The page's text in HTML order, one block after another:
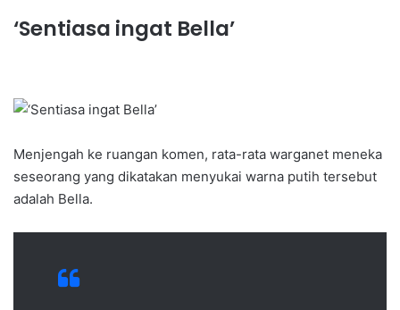
‘Sentiasa ingat Bella’
Menjengah ke ruangan komen, rata-rata warganet meneka
seseorang yang dikatakan menyukai warna putih tersebut
adalah Bella.